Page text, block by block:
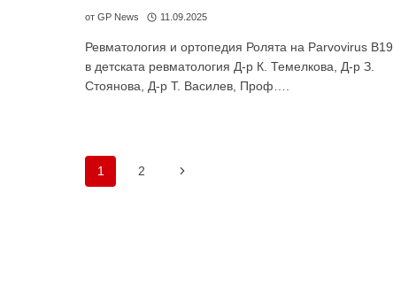
от GP News 11.09.2025
Ревматология и ортопедия Ролята на Parvovirus B19
в детската ревматология Д-р К. Темелкова, Д-р З.
Стоянова, Д-р Т. Василев, Проф….
Навигация
на
1 2
Следваща